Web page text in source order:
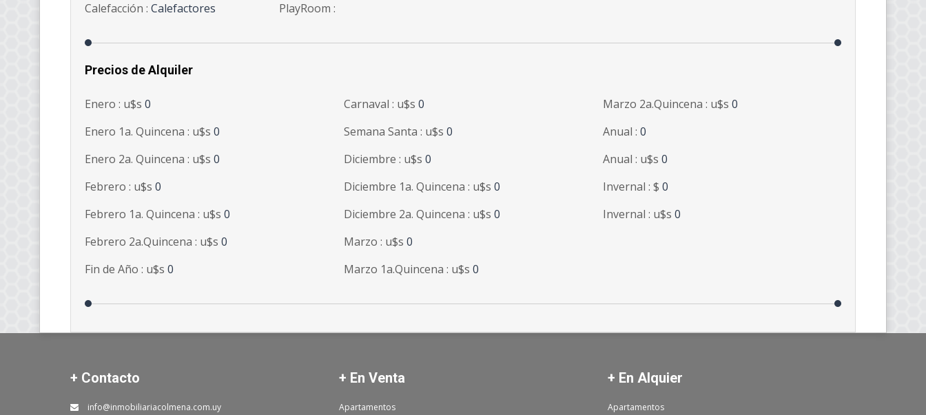
Calefacción : Calefactores
PlayRoom :
Precios de Alquiler
Enero : u$s 0
Enero 1a. Quincena : u$s 0
Enero 2a. Quincena : u$s 0
Febrero : u$s 0
Febrero 1a. Quincena : u$s 0
Febrero 2a.Quincena : u$s 0
Fin de Año : u$s 0
Carnaval : u$s 0
Semana Santa : u$s 0
Diciembre : u$s 0
Diciembre 1a. Quincena : u$s 0
Diciembre 2a. Quincena : u$s 0
Marzo : u$s 0
Marzo 1a.Quincena : u$s 0
Marzo 2a.Quincena : u$s 0
Anual : 0
Anual : u$s 0
Invernal : $ 0
Invernal : u$s 0
+ Contacto
info@inmobiliariacolmena.com.uy
+ En Venta
Apartamentos
+ En Alquier
Apartamentos